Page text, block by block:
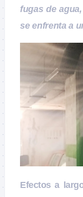
fugas de
se enfrenta a
Efectos a